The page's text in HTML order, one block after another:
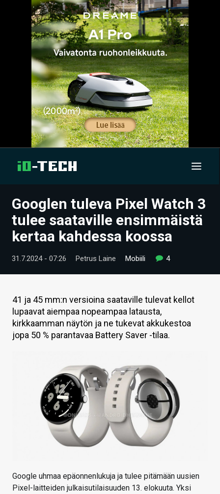
UUTISET
ARTIKKELIT
VIDEOT
TECHBBS
TIETOA
HINTA.FI
KAUPPA
Googlen tuleva Pixel Watch 3
tulee saataville ensimmäistä
kertaa kahdessa koossa
31.7.2024 - 07:26 Petrus Laine Mobiili 4
41 ja 45 mm:n versioina saataville tulevat kellot
lupaavat aiempaa nopeampaa latausta,
kirkkaamman näytön ja ne tukevat akkukestoa
jopa 50 % parantavaa Battery Saver -tilaa.
Google uhmaa epäonnenlukuja ja tulee pitämään uusien
Pixel-laitteiden julkaisutilaisuuden 13. elokuuta. Yksi